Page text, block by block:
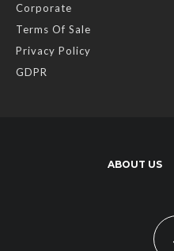
Corporate
Terms Of Sale
Privacy Policy
GDPR
ABOUT US